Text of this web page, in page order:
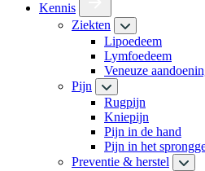
Kennis
Ziekten
Lipoedeem
Lymfoedeem
Veneuze
Pijn
Rugpijn
Kniepijn
Pijn in de hand
Pijn in het
Preventie & herstel